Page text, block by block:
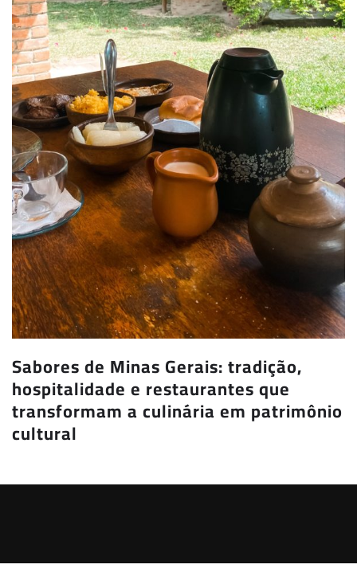
Sabores de Minas Gerais: tradição,
hospitalidade e restaurantes que
transformam a culinária em patrimônio
cultural